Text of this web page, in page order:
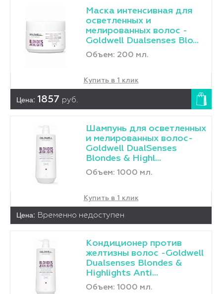
Маска интенсивная для
осветленных и
мелированных волос -
Goldwell Dualsenses Blo...
Объем: 200 мл.
Купить в 1 клик
Цена: 1857 руб.
Шампунь для осветленных
и мелированных волос-
Goldwell DualSenses
Blondes & Highl...
Объем: 1000 мл.
Купить в 1 клик
Цена: Временно недоступен
Кондиционер против
желтизны волос -Goldwell
Dualsenses Blondes &
Highlights Anti...
Объем: 1000 мл.